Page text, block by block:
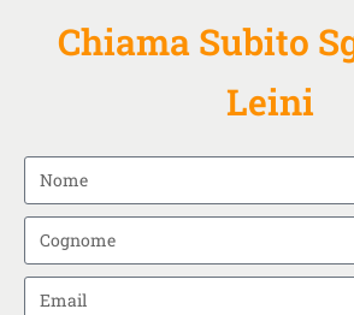
Chiama Subito
Leini